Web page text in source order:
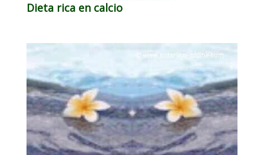
Dieta rica en calcio